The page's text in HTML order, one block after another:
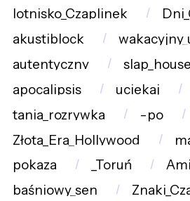
lotnisko_Czaplinek
akustiblock
autentyczny
slap_house
apocalipsis
uciekaj
tania_rozrywka
-po
Złota_Era_Hollywood
pokaza
_Toruń
baśniowy_sen